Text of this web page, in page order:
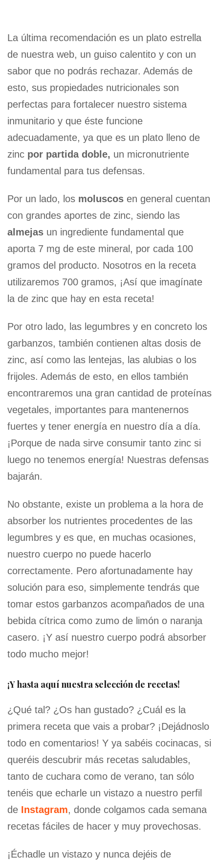
La última recomendación es un plato estrella
de nuestra web, un guiso calentito y con un
sabor que no podrás rechazar. Además de
esto, sus propiedades nutricionales son
perfectas para fortalecer nuestro sistema
inmunitario y que éste funcione
adecuadamente, ya que es un plato lleno de
zinc por partida doble, un micronutriente
fundamental para tus defensas.
Por un lado, los moluscos en general cuentan
con grandes aportes de zinc, siendo las
almejas un ingrediente fundamental que
aporta 7 mg de este mineral, por cada 100
gramos del producto. Nosotros en la receta
utilizaremos 700 gramos, ¡Así que imagínate
la de zinc que hay en esta receta!
Por otro lado, las legumbres y en concreto los
garbanzos, también contienen altas dosis de
zinc, así como las lentejas, las alubias o los
frijoles. Además de esto, en ellos también
encontraremos una gran cantidad de proteínas
vegetales, importantes para mantenernos
fuertes y tener energía en nuestro día a día.
¡Porque de nada sirve consumir tanto zinc si
luego no tenemos energía! Nuestras defensas
bajarán.
No obstante, existe un problema a la hora de
absorber los nutrientes procedentes de las
legumbres y es que, en muchas ocasiones,
nuestro cuerpo no puede hacerlo
correctamente. Pero afortunadamente hay
solución para eso, simplemente tendrás que
tomar estos garbanzos acompañados de una
bebida cítrica como zumo de limón o naranja
casero. ¡Y así nuestro cuerpo podrá absorber
todo mucho mejor!
¡Y hasta aquí nuestra selección de recetas!
¿Qué tal? ¿Os han gustado? ¿Cuál es la
primera receta que vais a probar? ¡Dejádnoslo
todo en comentarios! Y ya sabéis cocinacas, si
queréis descubrir más recetas saludables,
tanto de cuchara como de verano, tan sólo
tenéis que echarle un vistazo a nuestro perfil
de Instagram, donde colgamos cada semana
recetas fáciles de hacer y muy provechosas.
¡Échadle un vistazo y nunca dejéis de